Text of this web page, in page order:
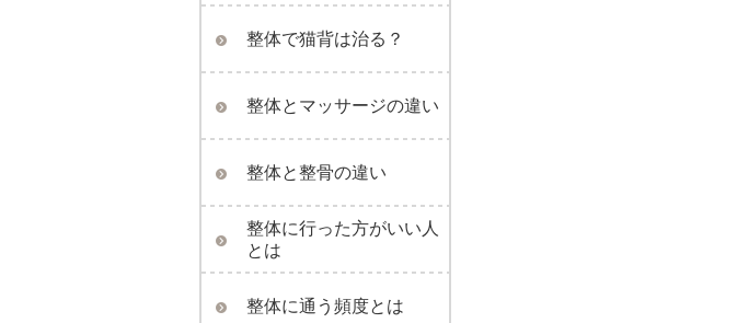
整体で猫背は治る？
整体とマッサージの違い
整体と整骨の違い
整体に行った方がいい人
とは
整体に通う頻度とは